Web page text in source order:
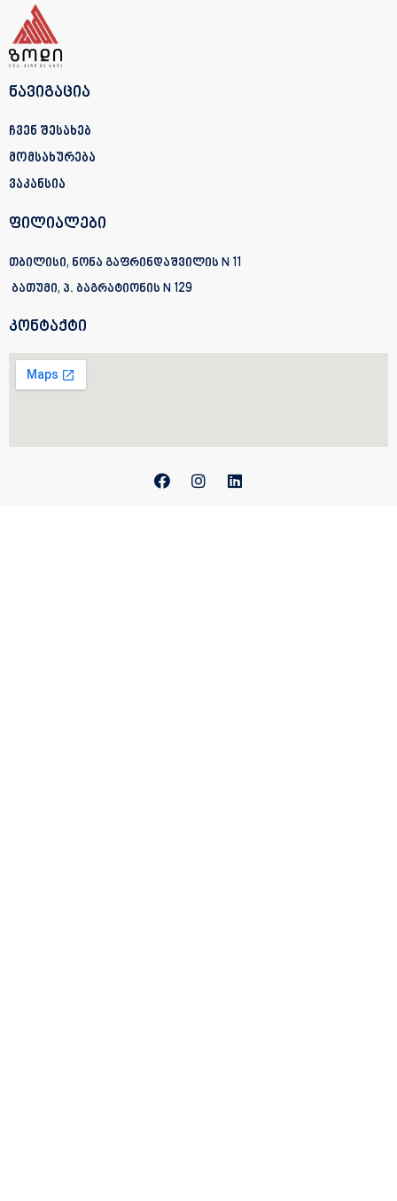
ნავიგაცია
ჩვენ შესახებ
მომსახურება
ვაკანსია
ფილიალები
თბილისი, ნონა გაფრინდაშვილის N 11
ბათუმი, პ. ბაგრატიონის N 129
კონტაქტი